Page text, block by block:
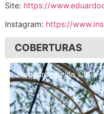
Site: https://
Instagram: https://
COBERTURAS
Inauguração Illa Café